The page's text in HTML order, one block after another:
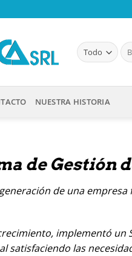
por:
NUESTRA HISTORIA
de Gestión
de una
implementó un
satisfaciendo las